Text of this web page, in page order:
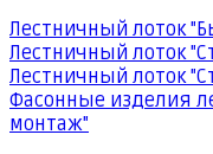
Лестничный лоток
Лестничный лоток
Лестничный лоток
Фасонные изделия
монтаж"